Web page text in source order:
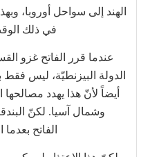
الهند إلى سواحل أوروبا،
في ذلك
عندما قرر الفاتح غزو
الدولة البيزنطيّة، ليس فقط
أيضاً لأنّ هذا يهدد
وشمال آسيا. لكنّ
الفاتح